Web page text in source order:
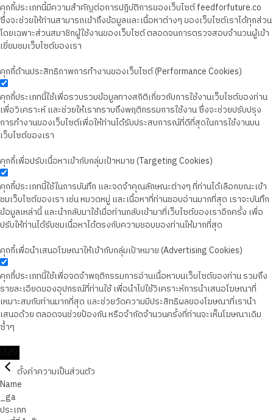
คุกกี้ประเภทนี้มีความสำคัญต่อการปฏิบัติการของเว็บไซต์ feedforfuture.co
ซึ่งจะช่วยให้ท่านสามารถเข้าถึงข้อมูลและเนื้อหาต่างๆ ของเว็บไซต์เราได้ทุกส่วน
โดยเฉพาะส่วนสมาชิกผู้ใช้งานของเว็บไซต์ ตลอดจนการตรวจสอบจำนวนผู้เข้า
เยี่ยมชมเว็บไซต์ของเรา
คุกกี้ด้านประสิทธิภาพการทำงานของเว็บไซต์ (Performance Cookies)
คุกกี้ประเภทนี้ใช้เพื่อรวบรวมข้อมูลทางสถิติเกี่ยวกับการใช้งานเว็บไซต์ของท่าน
เพื่อวิเคราะห์ และช่วยให้เราทราบถึงพฤติกรรมการใช้งาน ซึ่งจะช่วยปรับปรุง
การทำงานของเว็บไซต์เพื่อให้ท่านได้รับประสบการณ์ที่ดีที่สุดในการใช้งานบน
เว็บไซต์ของเรา
คุกกี้เพื่อปรับเนื้อหาเข้ากับกลุ่มเป้าหมาย (Targeting Cookies)
คุกกี้ประเภทนี้ใช้ในการบันทึก และจดจำคุณลักษณะต่างๆ ที่ท่านได้เลือกขณะเข้า
ชมเว็บไซต์ของเรา เช่น หมวดหมู่ และเนื้อหาที่ท่านชอบอ่านมากที่สุด เราจะบันทึก
ข้อมูลเหล่านี้ และนำกลับมาใช้เมื่อท่านกลับเข้ามาที่เว็บไซต์ของเราอีกครั้ง เพื่อ
ปรับให้ท่านได้รับชมเนื้อหาได้ตรงกับความชอบของท่านให้มากที่สุด
คุกกี้เพื่อนำเสนอโฆษณาให้เข้ากับกลุ่มเป้าหมาย (Advertising Cookies)
คุกกี้ประเภทนี้ใช้เพื่อจดจำพฤติกรรมการอ่านเนื้อหาบนเว็บไซต์ของท่าน รวมถึง
รายละเอียดของอุปกรณ์ที่ท่านใช้ เพื่อนำไปใช้วิเคราะห์การนำเสนอโฆษณาที่
เหมาะสมกับท่านมากที่สุด และช่วยวัดความมีประสิทธิผลของโฆษณาที่เรานำ
เสนอด้วย ตลอดจนช่วยป้องกัน หรือจำกัดจำนวนครั้งที่ท่านจะเห็นโฆษณาเดิม
ซ้ำๆ
ตั้งค่าความเป็นส่วนตัว
Name
_ga
ประเภท